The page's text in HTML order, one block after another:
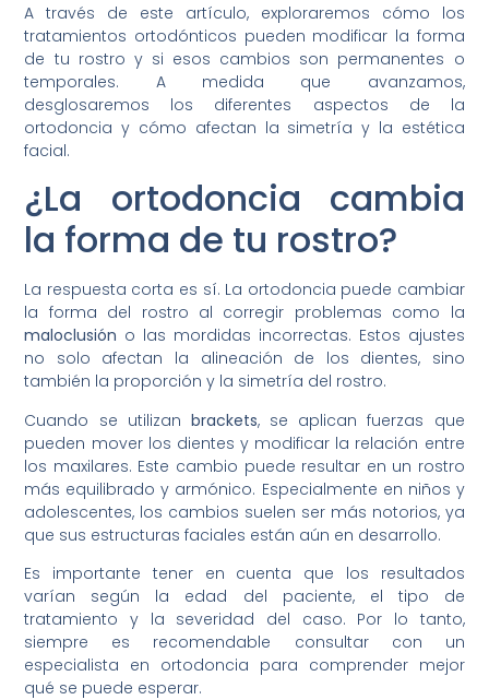
A través de este artículo, exploraremos cómo los
tratamientos ortodónticos pueden modificar la forma
de tu rostro y si esos cambios son permanentes o
temporales. A medida que avanzamos,
desglosaremos los diferentes aspectos de la
ortodoncia y cómo afectan la simetría y la estética
facial.
¿La ortodoncia cambia
la forma de tu rostro?
La respuesta corta es sí. La ortodoncia puede cambiar
la forma del rostro al corregir problemas como la
maloclusión o las mordidas incorrectas. Estos ajustes
no solo afectan la alineación de los dientes, sino
también la proporción y la simetría del rostro.
Cuando se utilizan brackets, se aplican fuerzas que
pueden mover los dientes y modificar la relación entre
los maxilares. Este cambio puede resultar en un rostro
más equilibrado y armónico. Especialmente en niños y
adolescentes, los cambios suelen ser más notorios, ya
que sus estructuras faciales están aún en desarrollo.
Es importante tener en cuenta que los resultados
varían según la edad del paciente, el tipo de
tratamiento y la severidad del caso. Por lo tanto,
siempre es recomendable consultar con un
especialista en ortodoncia para comprender mejor
qué se puede esperar.